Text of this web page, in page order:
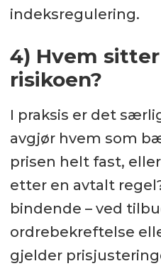
indeksregulering.
4) Hvem
risikoen?
I praksis er det
avgjør hvem som
prisen helt fast,
etter en avtalt
bindende – ved
ordrebekreftelse
gjelder